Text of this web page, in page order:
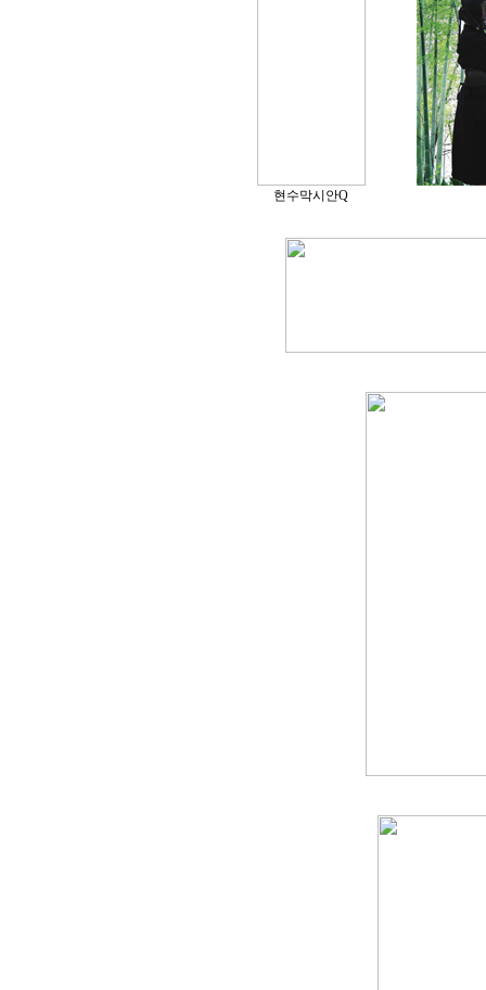
현수막시안Q